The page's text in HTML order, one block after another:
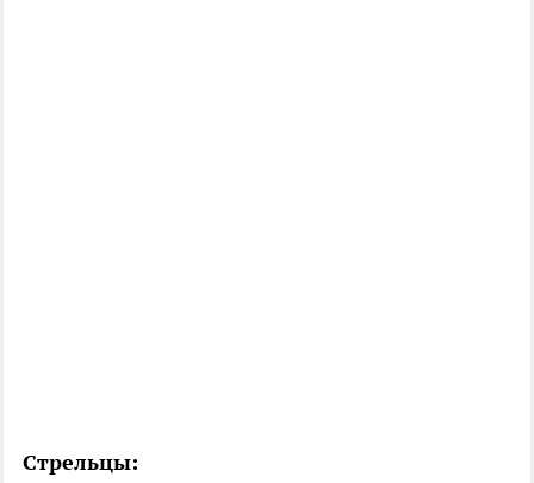
Стрельцы: